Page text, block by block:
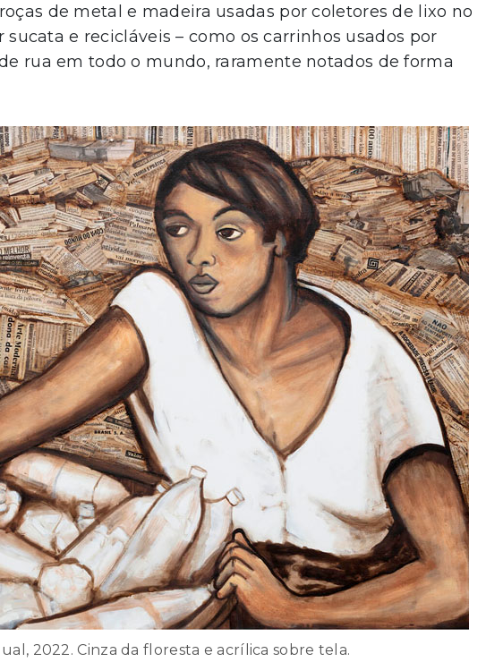
de metal e madeira usadas por coletores de lixo no
sucata e recicláveis – como os carrinhos usados por
rua em todo o mundo, raramente notados de forma
2022. Cinza da floresta e acrílica sobre tela.